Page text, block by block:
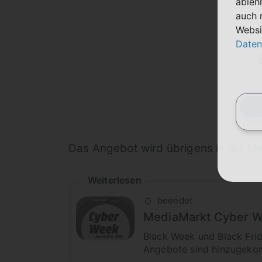
Das Angebot wird übrigens in die
Weiterlesen
beendet
MediaMarkt Cyber
Black Week und Black
Angebote sind
auch